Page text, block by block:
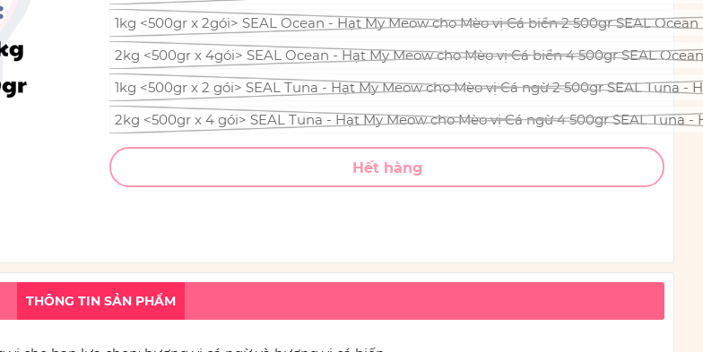
1kg <500gr x 2gói> SEAL Ocean - Hạt My Meow cho Mèo vị Cá biển 2 500gr SEAL
2kg <500gr x 4gói> SEAL Ocean - Hạt My Meow cho Mèo vị Cá biển 4 500gr SEAL
1kg <500gr x 2 gói> SEAL Tuna - Hạt My Meow cho Mèo vị Cá ngừ 2 500gr SEAL Tuna -
2kg <500gr x 4 gói> SEAL Tuna - Hạt My Meow cho Mèo vị Cá ngừ 4 500gr SEAL Tuna
Hết hàng
THÔNG TIN SẢN PHẨM